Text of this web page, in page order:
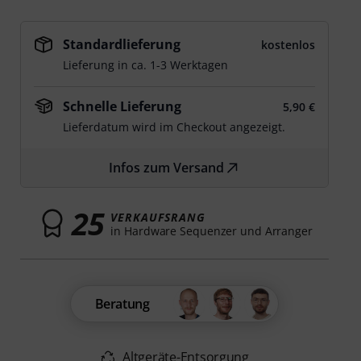
Standardlieferung
kostenlos
Lieferung in ca. 1-3 Werktagen
Schnelle Lieferung
5,90 €
Lieferdatum wird im Checkout angezeigt.
Infos zum Versand
25 VERKAUFSRANG
in Hardware Sequenzer und Arranger
Beratung
Altgeräte-Entsorgung